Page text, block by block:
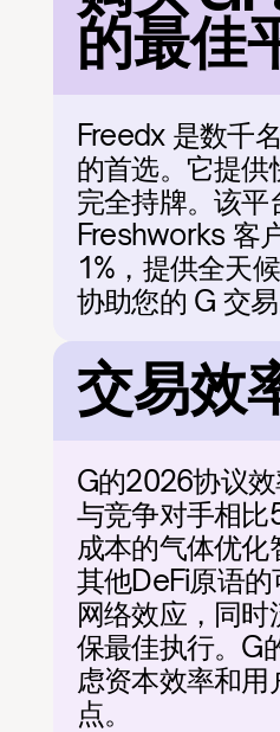
的最佳
Freedx 是数千
的首选。它提供
完全持牌。该平
Freshworks 客
1%，提供全天
协助您的 G 交易
交易效
G的2026协议
与竞争对手相
成本的气体优化
其他DeFi原语
网络效应，同时
保最佳执行。G
虑资本效率和用
点。